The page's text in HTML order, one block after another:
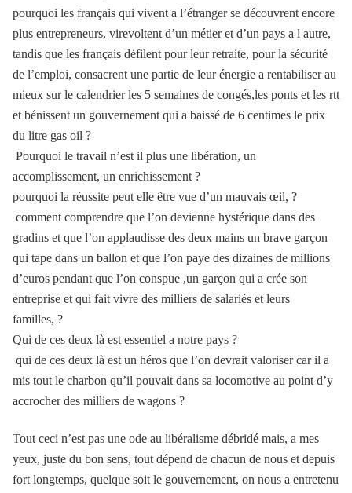
pourquoi les français qui vivent a l’étranger se découvrent encore
plus entrepreneurs, virevoltent d’un métier et d’un pays a l autre,
tandis que les français défilent pour leur retraite, pour la sécurité
de l’emploi, consacrent une partie de leur énergie a rentabiliser au
mieux sur le calendrier les 5 semaines de congés,les ponts et les rtt
et bénissent un gouvernement qui a baissé de 6 centimes le prix
du litre gas oil ?
Pourquoi le travail n’est il plus une libération, un
accomplissement, un enrichissement ?
pourquoi la réussite peut elle être vue d’un mauvais œil, ?
comment comprendre que l’on devienne hystérique dans des
gradins et que l’on applaudisse des deux mains un brave garçon
qui tape dans un ballon et que l’on paye des dizaines de millions
d’euros pendant que l’on conspue ,un garçon qui a crée son
entreprise et qui fait vivre des milliers de salariés et leurs
familles, ?
Qui de ces deux là est essentiel a notre pays ?
qui de ces deux là est un héros que l’on devrait valoriser car il a
mis tout le charbon qu’il pouvait dans sa locomotive au point d’y
accrocher des milliers de wagons ?
Tout ceci n’est pas une ode au libéralisme débridé mais, a mes
yeux, juste du bon sens, tout dépend de chacun de nous et depuis
fort longtemps, quelque soit le gouvernement, on nous a entretenu